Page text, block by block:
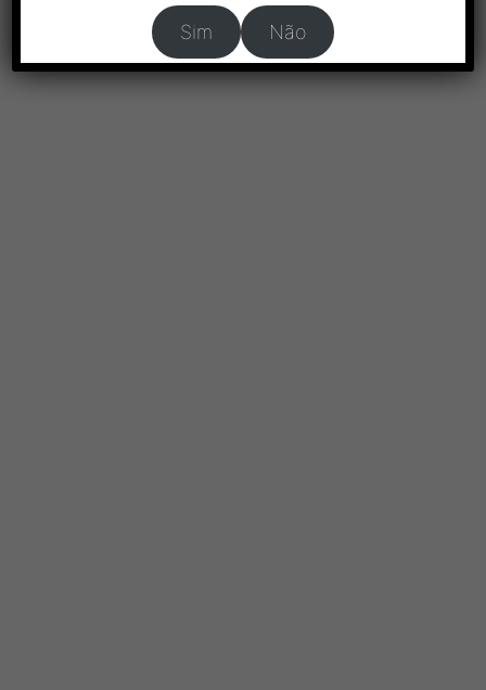
Sim Não